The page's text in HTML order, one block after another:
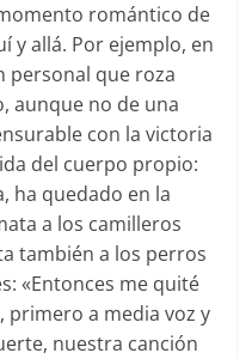
romántico de
y allá. Por ejemplo, en
personal que roza
aunque no de una
con la victoria
del cuerpo propio:
ha quedado en la
a los camilleros
también a los perros
«Entonces me quité
primero a media voz y
nuestra canción